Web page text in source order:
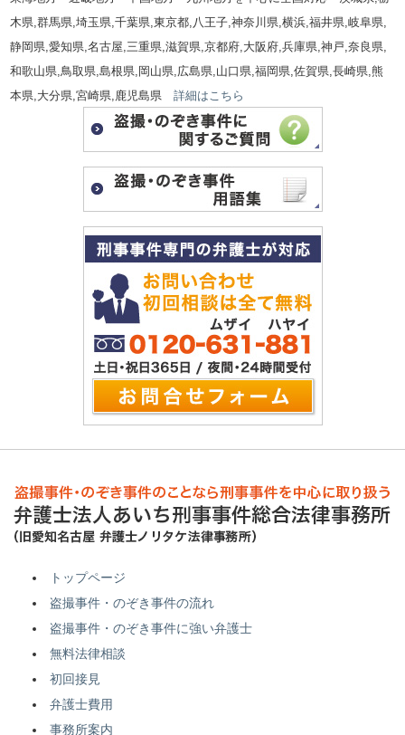
木県,群馬県,埼玉県,千葉県,東京都,八王子,神奈川県,横浜,福井県,岐阜県,
静岡県,愛知県,名古屋,三重県,滋賀県,京都府,大阪府,兵庫県,神戸,奈良県,
和歌山県,鳥取県,島根県,岡山県,広島県,山口県,福岡県,佐賀県,長崎県,熊
本県,大分県,宮崎県,鹿児島県詳細はこちら
トップページ
盗撮事件・のぞき事件の流れ
盗撮事件・のぞき事件に強い弁護士
無料法律相談
初回接見
弁護士費用
事務所案内